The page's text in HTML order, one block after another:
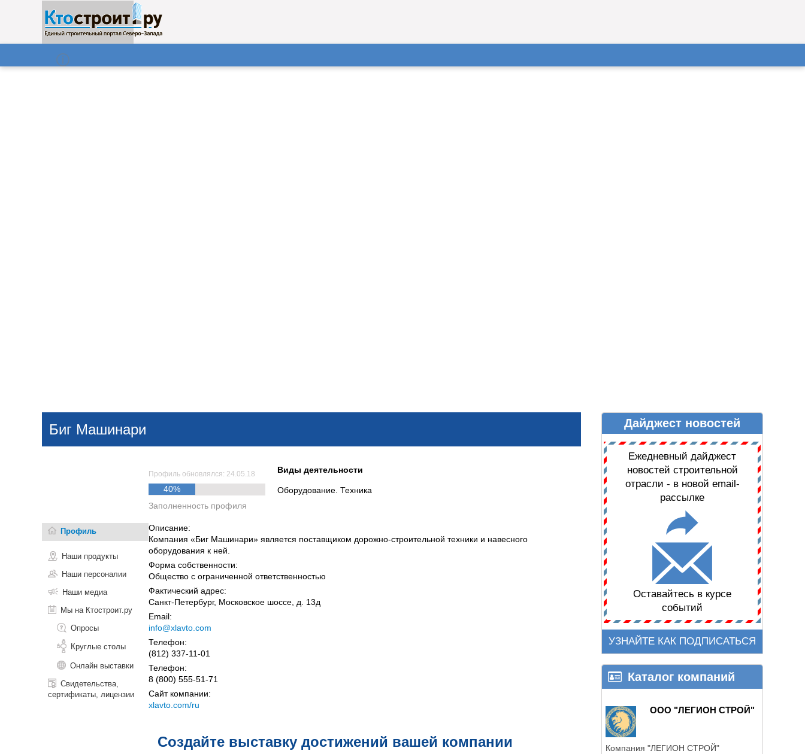
Поиск
НОВОСТИ ДАЙДЖЕСТ НОВОСТЕЙ
Биг Машинари
Профиль
Наши продукты
Наши персоналии
Наши медиа
Мы на Ктостроит.ру
Опросы
Круглые столы
Онлайн выставки
Свидетельства,
сертификаты, лицензии
Профиль обновлялся: 24.05.18
40%
Заполненность профиля
Виды деятельности
Оборудование. Техника
Описание:
Компания «Биг Машинари» является поставщиком дорожно-строительной техники и навесного
оборудования к ней.
Форма собственности:
Общество с ограниченной ответственностью
Фактический адрес:
Санкт-Петербург, Московское шоссе, д. 13д
Email:
info@xlavto.com
Телефон:
(812) 337-11-01
Телефон:
8 (800) 555-51-71
Сайт компании:
xlavto.com/ru
Создайте выставку достижений вашей компании
Дайджест новостей
Ежедневный дайджест
новостей строительной
отрасли - в новой email-
рассылке
Оставайтесь в курсе
событий
УЗНАЙТЕ КАК ПОДПИСАТЬСЯ
Каталог компаний
ООО "ЛЕГИОН СТРОЙ"
Компания "ЛЕГИОН СТРОЙ"